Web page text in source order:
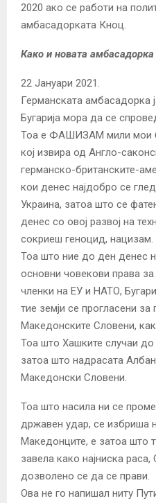
2020 ако се работи на
амбасадорката Кноц.
Како и новата
22 Јануари 2021.
Германската амбасадорка
Бугарија мора да се
Тоа е ФАШИЗАМ мили мои
кој извира од Англо-
германско-британските-
кои денес најдобро се
Украина, затоа што се
денес со овој развој на
сокриеш геноцид, нацизам.
Тоа што ние до ден денес
основни човекови права
членки на ЕУ и НАТО,
тие земји се прогласени
Македонските Словени,
Тоа што Хашките случаи
затоа што надрасата
Македонски Словени.
Тоа што насила ни се
државен удар, се избриша
Македонците, е затоа што
завела како најниска раса,
дозволено се да се прави.
Ова не го напишал ниту